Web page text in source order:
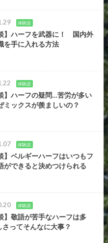
体験談
】ハーフを武器に！ 国内外
を手に入れる方法
体験談
】ハーフの疑問…苦労が多い
ミックスが羨ましいの？
体験談
】ベルギーハーフはいつもフ
ができると決めつけられる
体験談
】敬語が苦手なハーフは多
ってそんなに大事？